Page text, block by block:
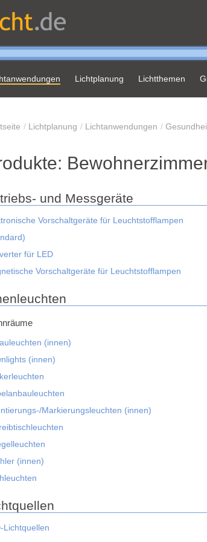
Lichtplanung Lichtthemen
Lichtplanung Lichtanwendungen
und Messgeräte
Vorschaltgeräte für Leuchtstofflampen
für LED
Vorschaltgeräte für Leuchtstofflampen
(innen)
(innen)
Markierungsleuchten (innen)
(innen)
Lichtquellen